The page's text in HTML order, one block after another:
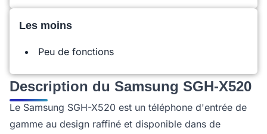
Les moins
Peu de fonctions
Description du Samsung SGH-X520
Le Samsung SGH-X520 est un téléphone d'entrée de
gamme au design raffiné et disponible dans de